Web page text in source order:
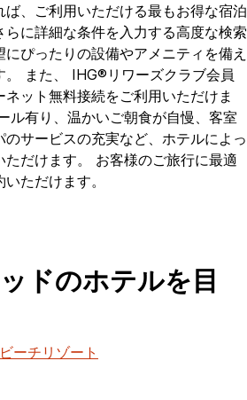
ば、ご利用いただける最もお得な宿泊
に詳細な条件を入力する高度な検索
ぴったりの設備やアメニティを備え
。 また、 IHG®リワーズクラブ会員
ット無料接続をご利用いただけま
ル有り、温かいご朝食が自慢、客室
サービスの充実など、ホテルによっ
だけます。 お客様のご旅行に最適
ただけます。
ドのホテルを目
ビーチリゾート